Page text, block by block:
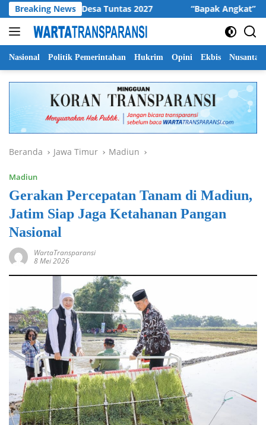
Langsung
ke
konten
Breaking News
Jalan Desa Tuntas 2027 “Bapak Angkat” :
Nasional Politik Pemerintahan Hukrim Opini Ekbis Nusantara
Beranda Jawa Timur Madiun
Madiun
Gerakan Percepatan Tanam di Madiun,
Jatim Siap Jaga Ketahanan Pangan
Nasional
WartaTransparansi
8 Mei 2026